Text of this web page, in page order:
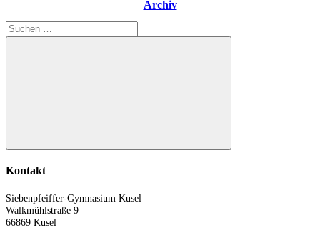
Archiv
Suchen
nach:
Suchen
Kontakt
Siebenpfeiffer-Gymnasium Kusel
Walkmühlstraße 9
66869 Kusel